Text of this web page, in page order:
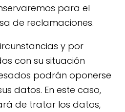
para el
de reclamaciones.
y por
con su situación
podrán oponerse
datos. En este caso,
de tratar los datos,